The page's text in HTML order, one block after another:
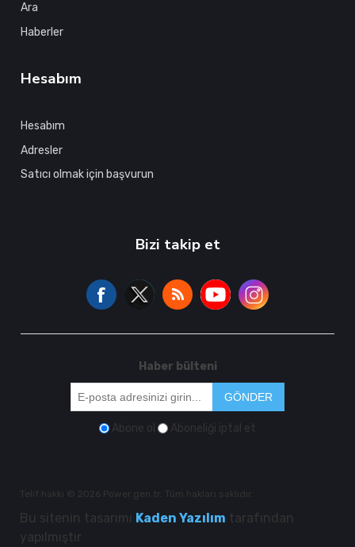
Ara
Haberler
Hesabım
Hesabım
Adresler
Satıcı olmak için başvurun
Bizi takip et
Haber bülteni
GÖNDER
Abone ol Aboneliği iptal et
Telif hakkı © 2026 Power.gen.tr. Tüm hakları saklıdır.
Bu sitenin tasarımı Kaden Yazılım tarafından
yapılmıştır